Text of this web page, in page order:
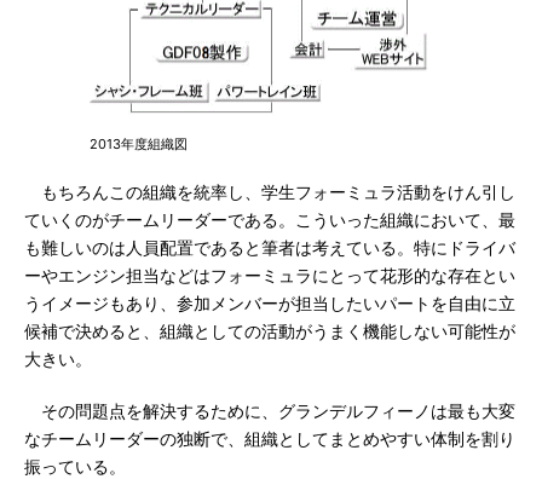
2013年度組織図
もちろんこの組織を統率し、学生フォーミュラ活動をけん引し
ていくのがチームリーダーである。こういった組織において、最
も難しいのは人員配置であると筆者は考えている。特にドライバ
ーやエンジン担当などはフォーミュラにとって花形的な存在とい
うイメージもあり、参加メンバーが担当したいパートを自由に立
候補で決めると、組織としての活動がうまく機能しない可能性が
大きい。
その問題点を解決するために、グランデルフィーノは最も大変
なチームリーダーの独断で、組織としてまとめやすい体制を割り
振っている。